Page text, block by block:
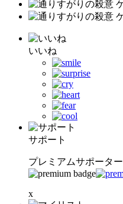
いいね
サポート
プレミアムサポーター
x